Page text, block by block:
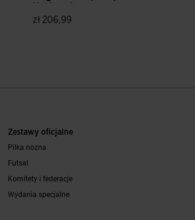
zł 206,99
Zestawy oficjalne
Pilka nozna
Futsal
Komitety i federacje
Wydania specjalne